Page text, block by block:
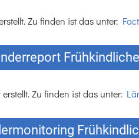
Zu finden ist das unter:
Zu finden ist das unter: